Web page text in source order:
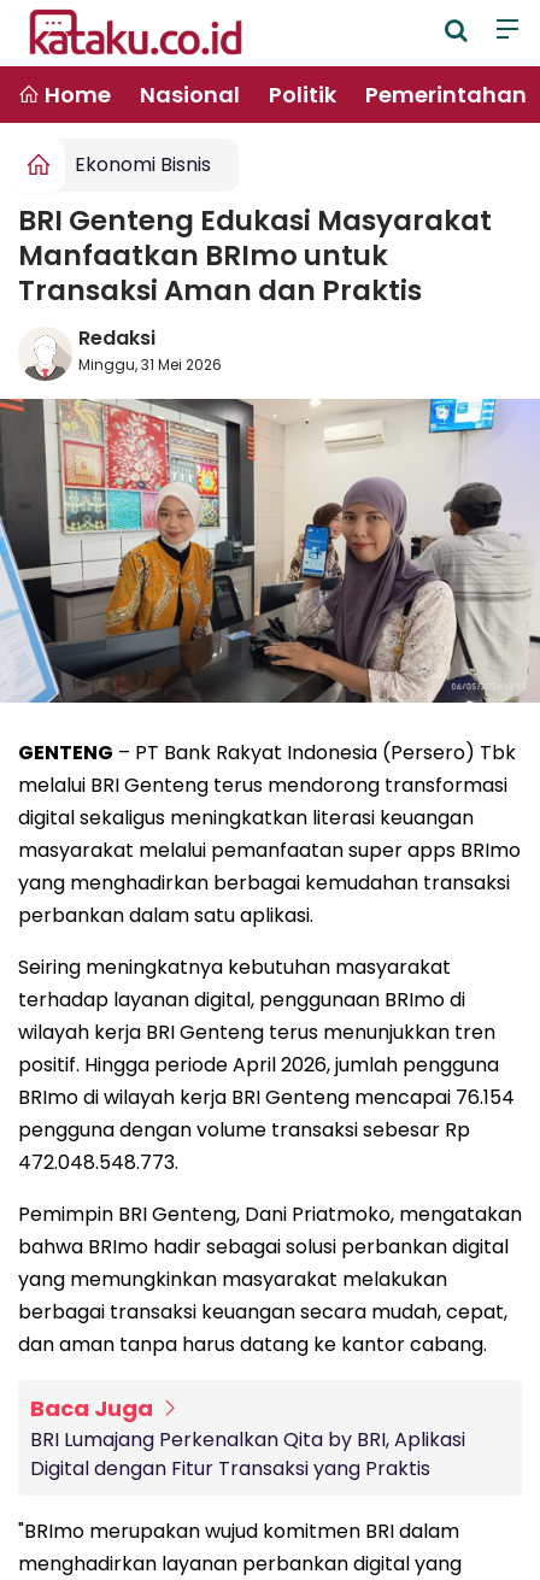
Home Nasional Politik Pemerintahan
Ekonomi Bisnis
BRI Genteng Edukasi Masyarakat
Manfaatkan BRImo untuk
Transaksi Aman dan Praktis
Redaksi
Minggu, 31 Mei 2026
GENTENG – PT Bank Rakyat Indonesia (Persero) Tbk
melalui BRI Genteng terus mendorong transformasi
digital sekaligus meningkatkan literasi keuangan
masyarakat melalui pemanfaatan super apps BRImo
yang menghadirkan berbagai kemudahan transaksi
perbankan dalam satu aplikasi.
Seiring meningkatnya kebutuhan masyarakat
terhadap layanan digital, penggunaan BRImo di
wilayah kerja BRI Genteng terus menunjukkan tren
positif. Hingga periode April 2026, jumlah pengguna
BRImo di wilayah kerja BRI Genteng mencapai 76.154
pengguna dengan volume transaksi sebesar Rp
472.048.548.773.
Pemimpin BRI Genteng, Dani Priatmoko, mengatakan
bahwa BRImo hadir sebagai solusi perbankan digital
yang memungkinkan masyarakat melakukan
berbagai transaksi keuangan secara mudah, cepat,
dan aman tanpa harus datang ke kantor cabang.
Baca Juga
BRI Lumajang Perkenalkan Qita by BRI, Aplikasi
Digital dengan Fitur Transaksi yang Praktis
"BRImo merupakan wujud komitmen BRI dalam
menghadirkan layanan perbankan digital yang